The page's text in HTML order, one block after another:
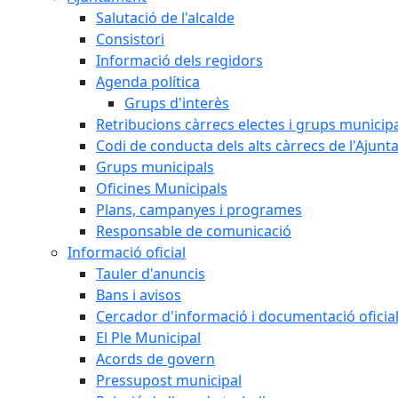
Salutació de l'alcalde
Consistori
Informació dels regidors
Agenda política
Grups d'interès
Retribucions càrrecs electes i grups
Codi de conducta dels alts càrrecs de
Grups municipals
Oficines Municipals
Plans, campanyes i programes
Responsable de comunicació
Informació oficial
Tauler d'anuncis
Bans i avisos
Cercador d'informació i documentació
El Ple Municipal
Acords de govern
Pressupost municipal